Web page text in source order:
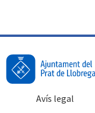
Avís legal